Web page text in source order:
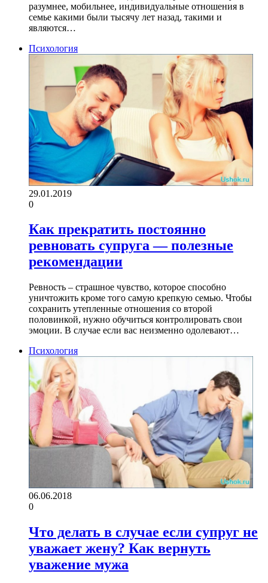
разумнее, мобильнее, индивидуальные отношения в
семье какими были тысячу лет назад, такими и
являются…
Психология
29.01.2019
0
Как прекратить постоянно
ревновать супруга — полезные
рекомендации
Ревность – страшное чувство, которое способно
уничтожить кроме того самую крепкую семью. Чтобы
сохранить утепленные отношения со второй
половинкой, нужно обучиться контролировать свои
эмоции. В случае если вас неизменно одолевают…
Психология
06.06.2018
0
Что делать в случае если супруг не
уважает жену? Как вернуть
уважение мужа